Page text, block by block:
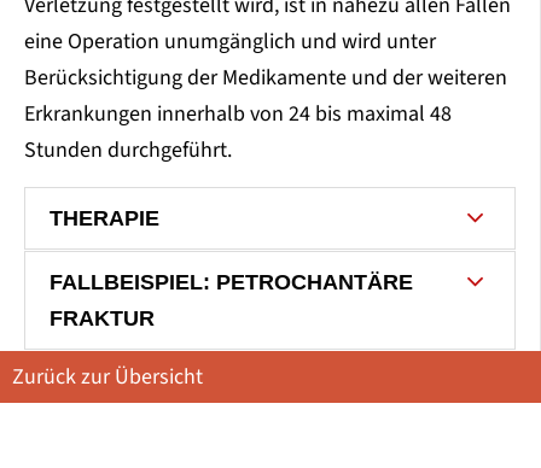
eine Operation unumgänglich und wird unter
Berücksichtigung der Medikamente und der weiteren
Erkrankungen innerhalb von 24 bis maximal 48
Stunden durchgeführt.
THERAPIE
FALLBEISPIEL: PETROCHANTÄRE
FRAKTUR
Zurück zur Übersicht